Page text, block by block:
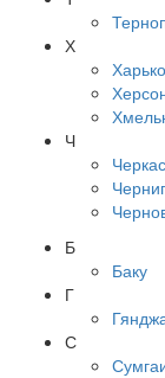
Х
Ч
Б
Баку
Г
С